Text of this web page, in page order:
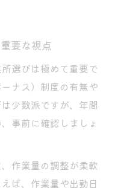
要な視点
選びは極めて重要で
ナス）制度の有無や
少数派ですが、年間
事前に確認しましょ
作業量の調整が柔軟
ば、作業量や出勤日